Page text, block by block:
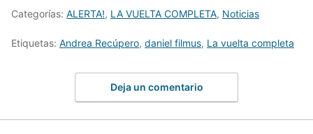
Categorías: ALERTA!, LA VUELTA COMPLETA, Noticias
Etiquetas: Andrea Recúpero, daniel filmus, La vuelta completa
Deja un comentario